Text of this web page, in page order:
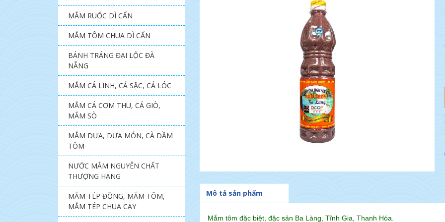
Mô tả sản phẩm
Mắm tôm đặc biệt, đặc sản Ba Làng, Tĩnh Gia, Thanh Hóa.
MẮM RUỐC DÌ CẨN
MẮM TÔM CHUA DÌ CẨN
BÁNH TRÁNG ĐẠI LỘC ĐÀ
NẴNG
MẮM CÁ LINH, CÁ SẶC, CÁ LÓC
MẮM CÁ CƠM THU, CÁ GIÒ,
MẮM SÒ
MẮM DƯA, DƯA MÓN, CÀ DẦM
TÔM
NƯỚC MẮM NGUYÊN CHẤT
THƯỢNG HẠNG
MẮM TÉP ĐỒNG, MẮM TÔM,
MẮM TÉP CHUA CAY